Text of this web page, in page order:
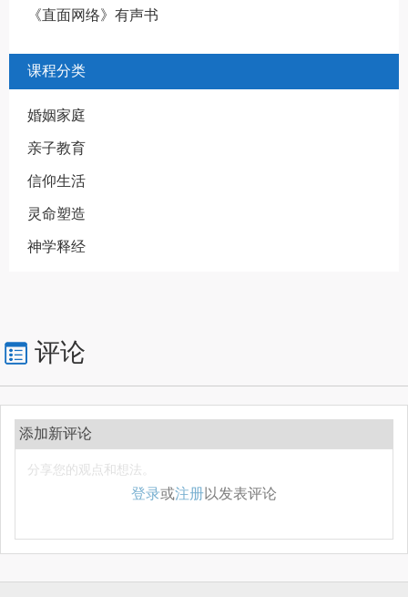
《直面网络》有声书
课程分类
婚姻家庭
亲子教育
信仰生活
灵命塑造
神学释经
评论
添加新评论
登录或注册以发表评论